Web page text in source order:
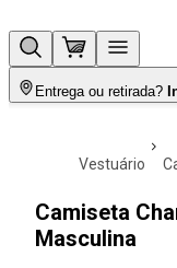
Entrega ou retirada?
vestuário
Camiseta
Masculina